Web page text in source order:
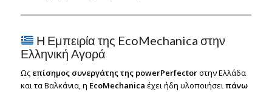
Η Εμπειρία της EcoMechanica στην
Ελληνική Αγορά
Ως επίσημος συνεργάτης της powerPerfectorστην Ελλάδα
και τα Βαλκάνια, η EcoMechanica έχει ήδη υλοποιήσειπάνω